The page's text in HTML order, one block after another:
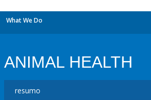
What We Do
ANIMAL HEALTH